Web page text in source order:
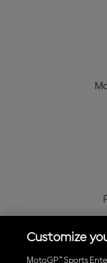
Customize
MotoGP™ Sports